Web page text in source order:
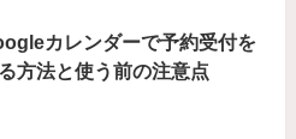
カレンダーで予約受付を
方法と使う前の注意点